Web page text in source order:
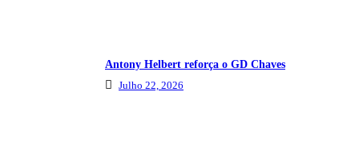
Antony Helbert reforça o GD Chaves
Julho 22, 2026